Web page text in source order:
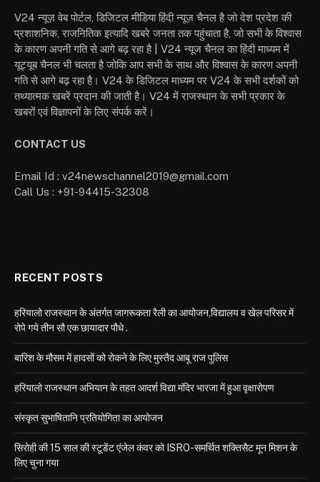
V24 न्यूज़ वेब पोर्टल, डिजिटल मीडिया हिंदी न्यूज़ चैनल है जो देश प्रदेश की
प्रशाशनिक, राजनितिक इत्यादि खबरे जनता तक पहुंचाता है, जो सभी के विश्वास
के कारण अपनी गति से आगे बढ़ रहा है | V24 न्यूज चैनल का हिंदी माध्यम में
यूट्यूब चैनल भी चलता है जोकि आप सभी के साथ और विश्वास के कारण अपनी
गति से आगे बढ़ रहा है। V24 के डिजिटल माध्यम पर V24 के सभी दर्शकों को
तथ्यात्मक खबरें प्रदान की जाती है। V24 में राजस्थान के सभी प्रकार के
खबरों एवं विज्ञापनों के लिए संपर्क करें।
CONTACT US
Email Id : v24newschannel2019@gmail.com
Call Us : +91-94415-32308
RECENT POSTS
हरियालो राजस्थान के अंतर्गत जागरूकता रैली का आयोजन,विद्यालय व खेल परिसर में
रोपे गये तीन सौ एक छायादार पौधे .
बारिश के मौसम में हादसों को रोकने के लिए मुस्तैद आबू राज पुलिस
हरियालो राजस्थान अभियान के तहत आदर्श विद्या मंदिर भारजा में हुआ वृक्षारोपण
संस्कृत सुभाषितानि प्रतियोगिता का आयोजन
सिरोही की 15 साल की स्टूडेंट एंजेल कंवर को ISRO-समर्थित शक्तिसैट मून मिशन के
लिए चुना गया